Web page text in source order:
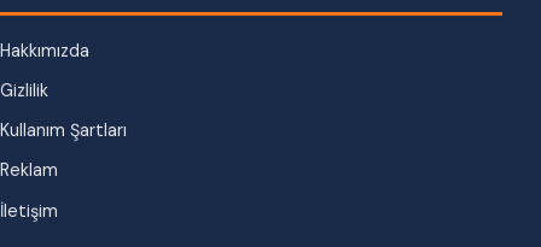
Hakkımızda
Gizlilik
Kullanım Şartları
Reklam
İletişim